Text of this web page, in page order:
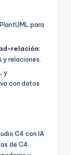
para
relación:
y relaciones.
y
con datos
C4 con IA
de C4,